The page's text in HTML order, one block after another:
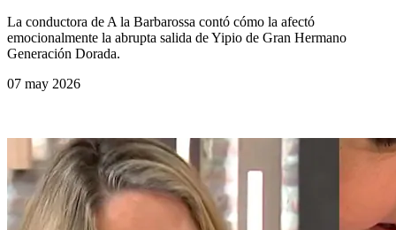
La conductora de A la Barbarossa contó cómo la afectó
emocionalmente la abrupta salida de Yipio de Gran Hermano
Generación Dorada.
07 may 2026